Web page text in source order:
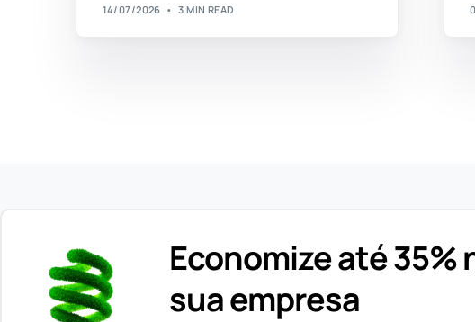
14/07/2026 3 MIN READ
Economize até 35%
sua empresa